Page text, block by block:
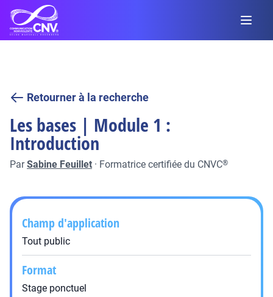
Retourner à la recherche
Les bases | Module 1 :
Introduction
ParSabine Feuillet · Formatrice certifiée du CNVC®
Champ d'application
Tout public
Format
Stage ponctuel